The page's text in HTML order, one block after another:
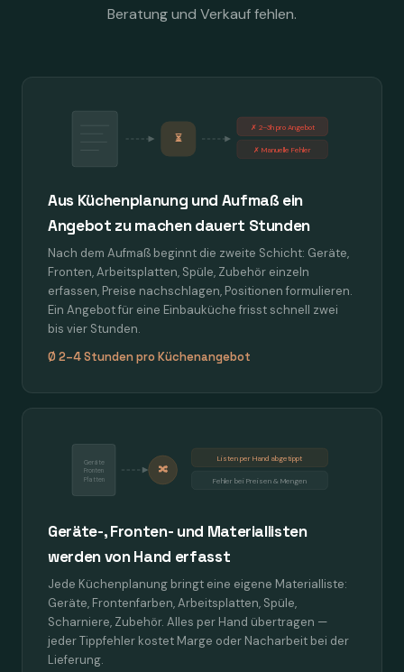
Beratung und Verkauf fehlen.
⏳
✗ 2–3h pro Angebot
✗ Manuelle Fehler
Aus Küchenplanung und Aufmaß ein
Angebot zu machen dauert Stunden
Nach dem Aufmaß beginnt die zweite Schicht: Geräte,
Fronten, Arbeitsplatten, Spüle, Zubehör einzeln
erfassen, Preise nachschlagen, Positionen formulieren.
Ein Angebot für eine Einbauküche frisst schnell zwei
bis vier Stunden.
Ø 2–4 Stunden pro Küchenangebot
Geräte
Fronten
Platten
🔀
Listen per Hand abgetippt
Fehler bei Preisen & Mengen
Geräte-, Fronten- und Materiallisten
werden von Hand erfasst
Jede Küchenplanung bringt eine eigene Materialliste:
Geräte, Frontenfarben, Arbeitsplatten, Spüle,
Scharniere, Zubehör. Alles per Hand übertragen —
jeder Tippfehler kostet Marge oder Nacharbeit bei der
Lieferung.